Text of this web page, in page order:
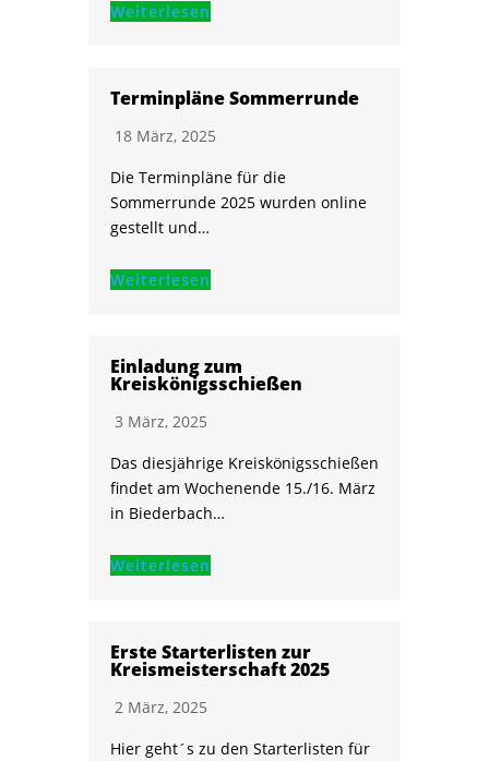
Weiterlesen
Terminpläne Sommerrunde
18 März, 2025
Die Terminpläne für die
Sommerrunde 2025 wurden online
gestellt und…
Weiterlesen
Einladung zum
Kreiskönigsschießen
3 März, 2025
Das diesjährige Kreiskönigsschießen
findet am Wochenende 15./16. März
in Biederbach…
Weiterlesen
Erste Starterlisten zur
Kreismeisterschaft 2025
2 März, 2025
Hier geht´s zu den Starterlisten für